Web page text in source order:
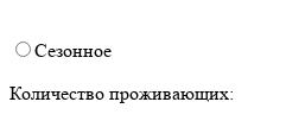
Сезонное
Количество проживающих: